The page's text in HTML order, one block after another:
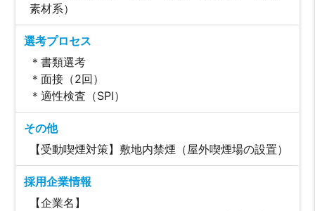
素材系）
選考プロセス
＊書類選考
＊面接（2回）
＊適性検査（SPI）
その他
【受動喫煙対策】敷地内禁煙（屋外喫煙場の設置）
採用企業情報
【企業名】